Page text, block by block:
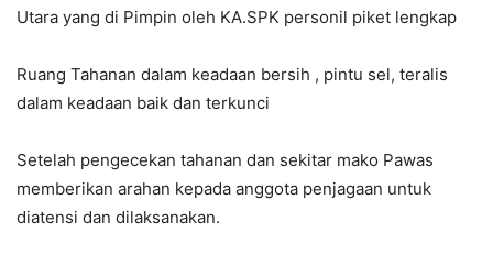
Utara yang di Pimpin oleh KA.SPK personil piket lengkap
Ruang Tahanan dalam keadaan bersih , pintu sel, teralis
dalam keadaan baik dan terkunci
Setelah pengecekan tahanan dan sekitar mako Pawas
memberikan arahan kepada anggota penjagaan untuk
diatensi dan dilaksanakan.